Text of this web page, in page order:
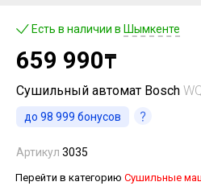
Сушильный автомат Bosch
Артикул 3035
Перейти в категорию Сушильные
Есть в наличии в Шымкенте
до 98 999 бонусов
659 990₸